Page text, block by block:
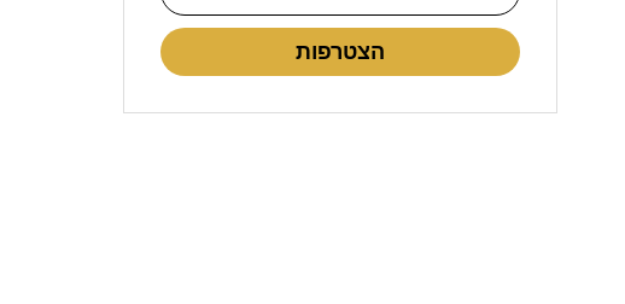
הצטרפות